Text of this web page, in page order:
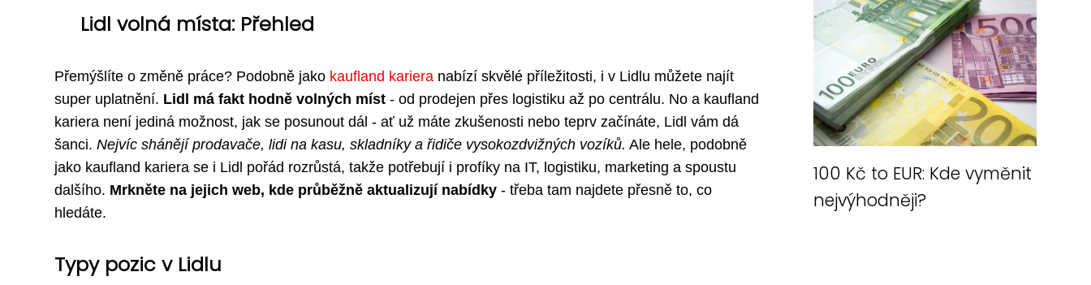
Lidl volná místa: Přehled
Přemýšlíte o změně práce? Podobně jako kaufland kariera nabízí skvělé příležitosti, i v Lidlu můžete najít
super uplatnění. Lidl má fakt hodně volných míst - od prodejen přes logistiku až po centrálu. No a kaufland
kariera není jediná možnost, jak se posunout dál - ať už máte zkušenosti nebo teprv začínáte, Lidl vám dá
šanci. Nejvíc shánějí prodavače, lidi na kasu, skladníky a řidiče vysokozdvižných vozíků. Ale hele, podobně
jako kaufland kariera se i Lidl pořád rozrůstá, takže potřebují i profíky na IT, logistiku, marketing a spoustu
dalšího. Mrkněte na jejich web, kde průběžně aktualizují nabídky - třeba tam najdete přesně to, co
hledáte.
Typy pozic v Lidlu
100 Kč to EUR: Kde vyměnit
nejvýhodněji?